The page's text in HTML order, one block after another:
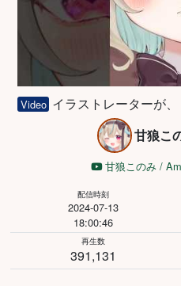
Video イラストレーターが
甘狼こ
甘狼このみ /
配信時刻
2024-07-13
18:00:46
再生数
391,131